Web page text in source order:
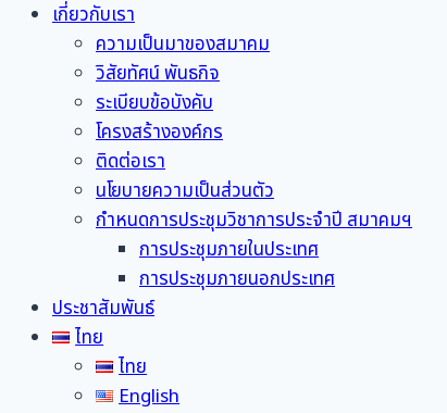
เกี่ยวกับเรา
ความเป็นมาของสมาคม
วิสัยทัศน์ พันธกิจ
ระเบียบข้อบังคับ
โครงสร้างองค์กร
ติดต่อเรา
นโยบายความเป็นส่วนตัว
กำหนดการประชุมวิชาการประจำปี สมาคมฯ
การประชุมภายในประเทศ
การประชุมภายนอกประเทศ
ประชาสัมพันธ์
ไทย
ไทย
English